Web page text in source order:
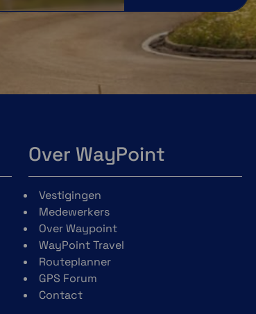
Over WayPoint
Vestigingen
Medewerkers
Over Waypoint
WayPoint Travel
Routeplanner
GPS Forum
Contact